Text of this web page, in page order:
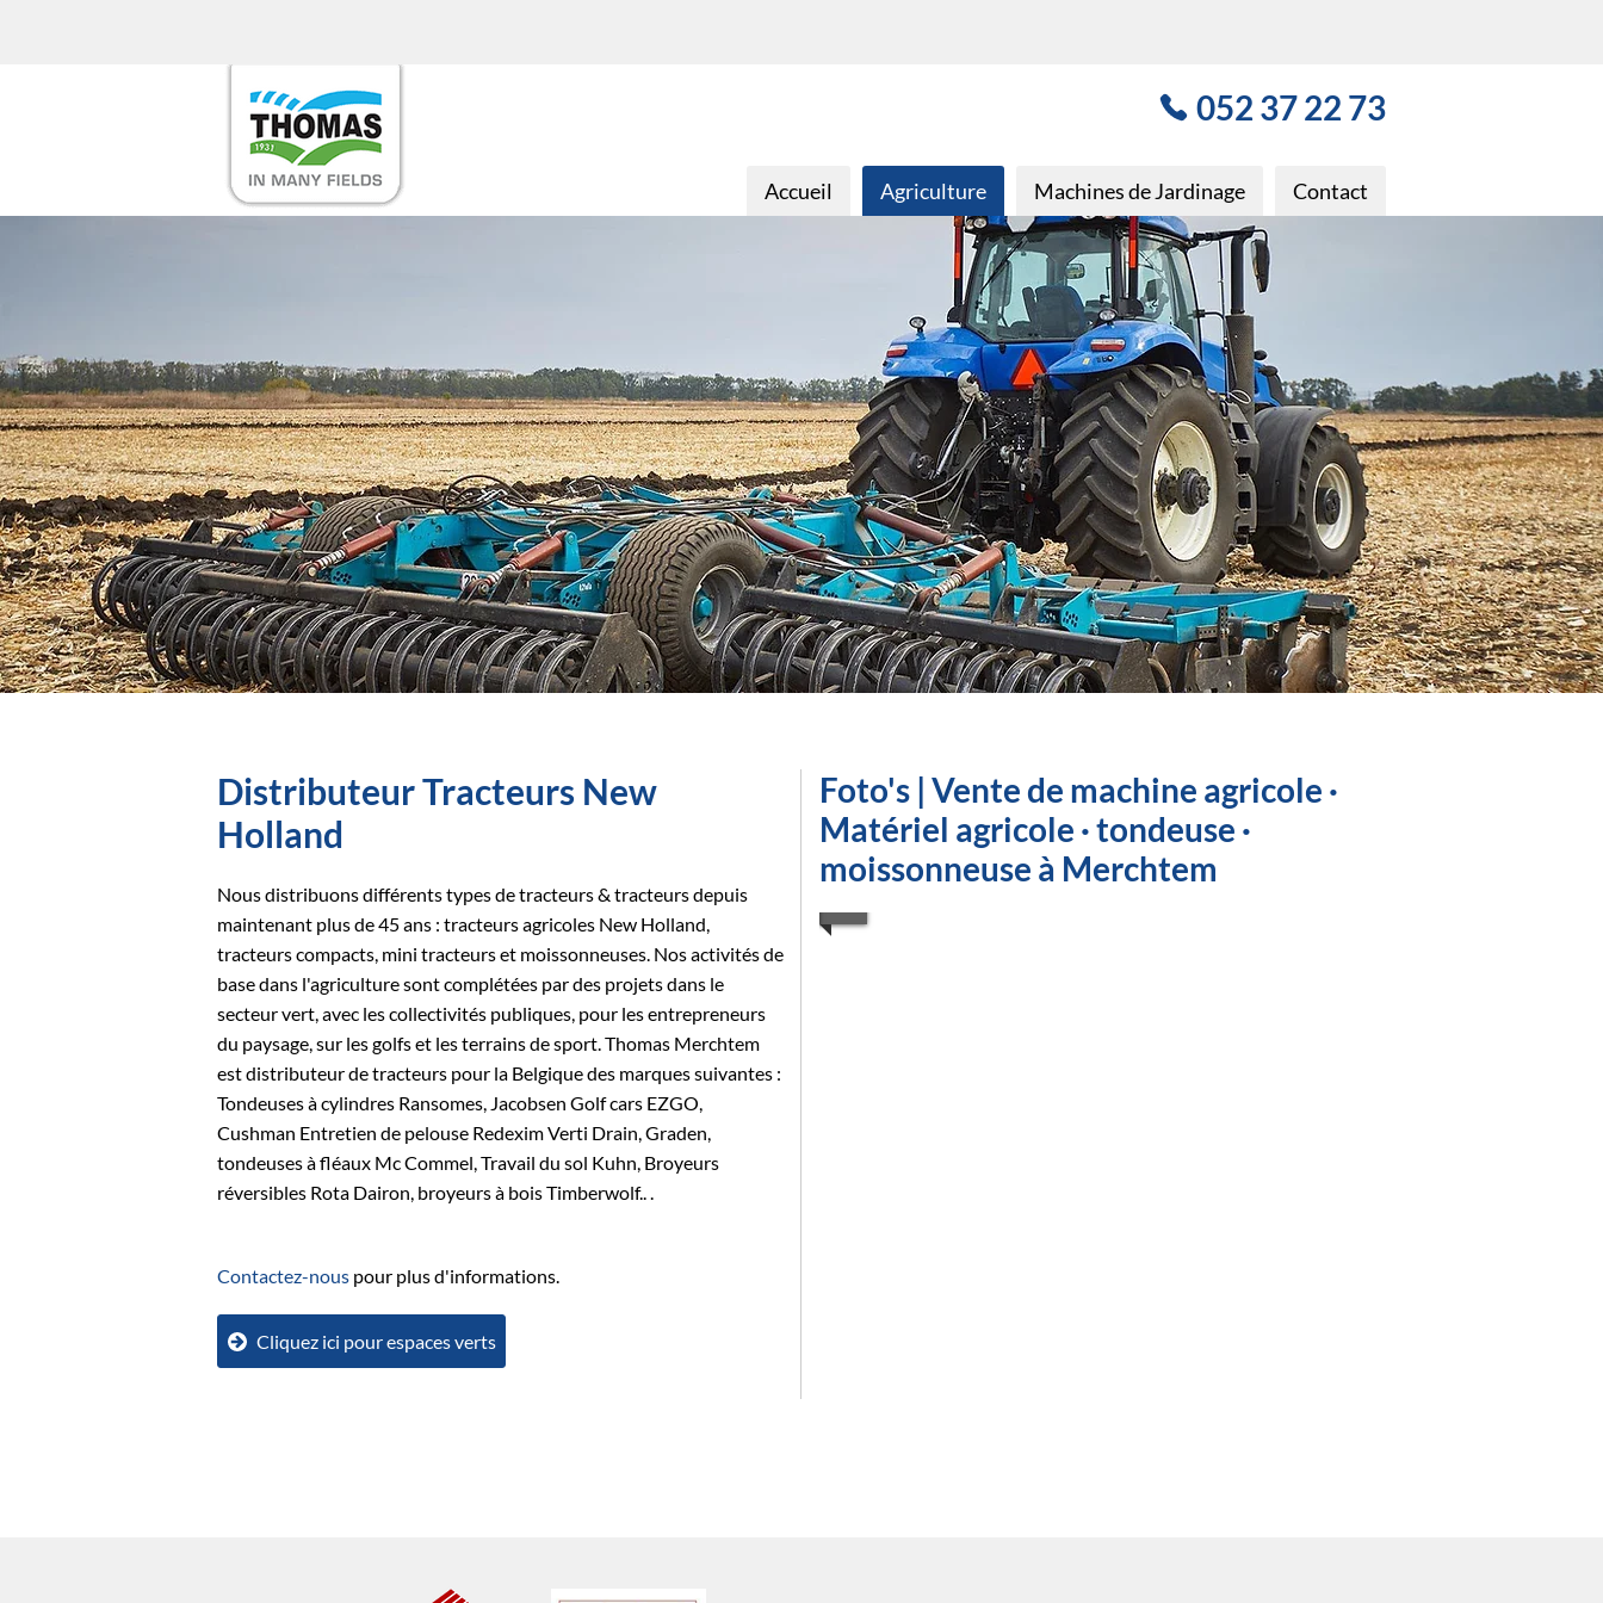
052 37 22 73
Accueil Agriculture Machines de Jardinage Contact
Distributeur Tracteurs New
Holland
Nous distribuons différents types de tracteurs & tracteurs depuis
maintenant plus de 45 ans : tracteurs agricoles New Holland,
tracteurs compacts, mini tracteurs et moissonneuses. Nos activités de
base dans l'agriculture sont complétées par des projets dans le
secteur vert, avec les collectivités publiques, pour les entrepreneurs
du paysage, sur les golfs et les terrains de sport. Thomas Merchtem
est distributeur de tracteurs pour la Belgique des marques suivantes :
Tondeuses à cylindres Ransomes, Jacobsen Golf cars EZGO,
Cushman Entretien de pelouse Redexim Verti Drain, Graden,
tondeuses à fléaux Mc Commel, Travail du sol Kuhn, Broyeurs
réversibles Rota Dairon, broyeurs à bois Timberwolf.. .
Contactez-nous pour plus d'informations.
Cliquez ici pour espaces verts
Foto's | Vente de machine agricole ·
Matériel agricole · tondeuse ·
moissonneuse à Merchtem